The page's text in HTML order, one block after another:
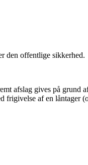
den offentlige sikkerhed.
afslag gives på grund
frigivelse af en låntager